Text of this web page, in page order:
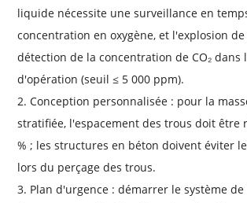
liquide nécessite une surveillance en
concentration en oxygène, et l'explosion de
détection de la concentration de CO₂ dans
d'opération (seuil ≤ 5 000 ppm).
2. Conception personnalisée : pour la
stratifiée, l'espacement des trous doit être
% ; les structures en béton doivent éviter
lors du perçage des trous.
3. Plan d'urgence : démarrer le système